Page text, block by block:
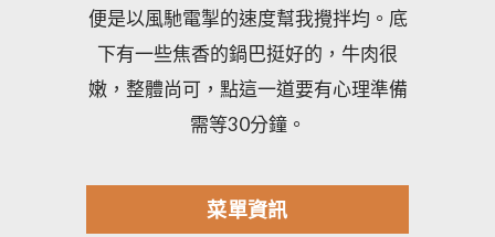
便是以風馳電掣的速度幫我攪拌均。底
下有一些焦香的鍋巴挺好的，牛肉很
嫩，整體尚可，點這一道要有心理準備
需等30分鐘。
菜單資訊